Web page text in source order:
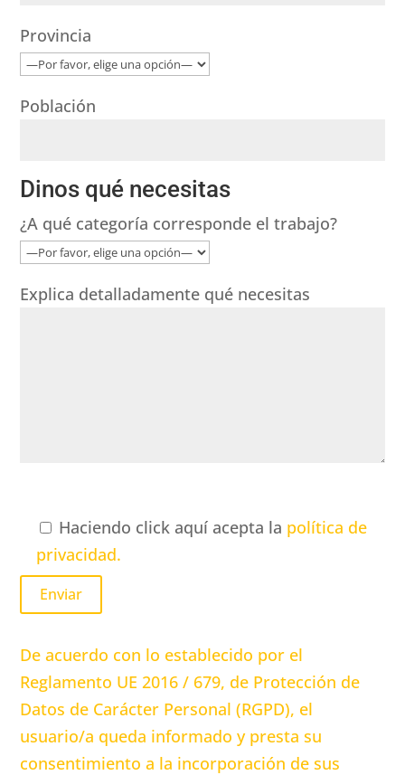
Provincia
Población
Dinos qué necesitas
¿A qué categoría corresponde el trabajo?
Explica detalladamente qué necesitas
Haciendo click aquí acepta la política de
privacidad.
De acuerdo con lo establecido por el
Reglamento UE 2016 / 679, de Protección de
Datos de Carácter Personal (RGPD), el
usuario/a queda informado y presta su
consentimiento a la incorporación de sus